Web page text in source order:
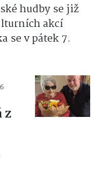
hudby se již
akcí
se v pátek 7.
z